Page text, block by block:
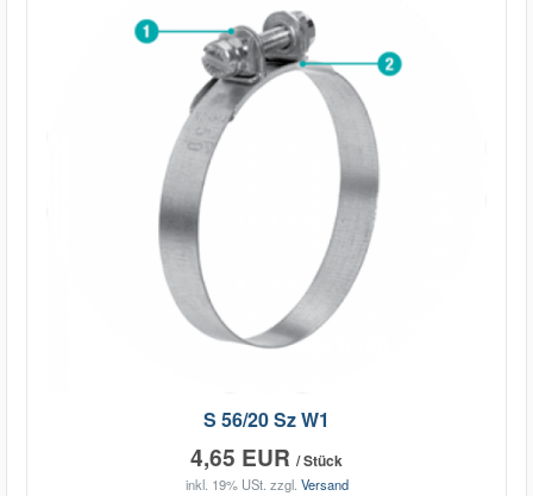
S 56/20 Sz W1
4,65 EUR / Stück
inkl. 19% USt. zzgl. Versand